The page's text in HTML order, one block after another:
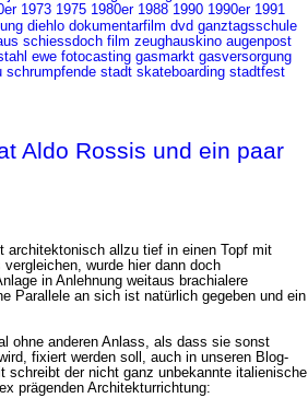
1973 1975 1980er 1988 1990 1990er 1991
diehlo dokumentarfilm dvd ganztagsschule
schiessdoch film zeughauskino augenpost
ewe fotocasting gasmarkt gasversorgung
schrumpfende stadt skateboarding stadtfest
Aldo Rossis und ein paar
architektonisch allzu tief in einen Topf mit
wurde hier dann doch
in Anlehnung weitaus brachialere
Parallele an sich ist natürlich gegeben und ein
ohne anderen Anlass, als dass sie sonst
fixiert werden soll, auch in unseren Blog-
schreibt der nicht ganz unbekannte italienische
prägenden Architekturrichtung: